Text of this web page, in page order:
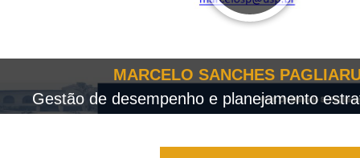
MARCELO SANCHES
Gestão de desempenho e planejamento